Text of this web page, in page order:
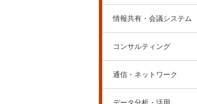
情報共有・会議システム
コンサルティング
通信・ネットワーク
データ分析・活用